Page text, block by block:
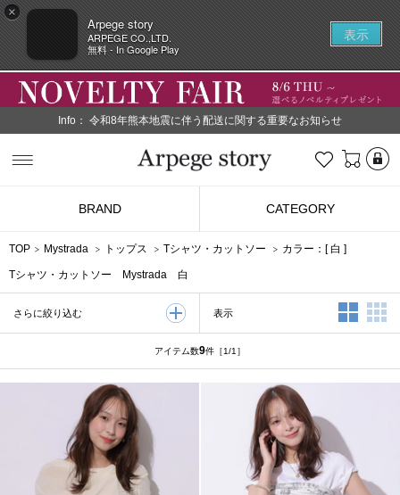
×
Arpege story
ARPEGE CO.,LTD.
無料 - In Google Play
表示
Info： 令和8年熊本地震に伴う配送に関する重要なお知らせ
お気に入り
BRAND CATEGORY
TOP Mystrada トップス Tシャツ・カットソー カラー：[白 ]
Tシャツ・カットソー Mystrada 白
さらに絞り込む 表示 2列表示
アイテム数9件 ［1/1］